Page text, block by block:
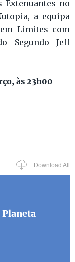
Extenuantes no
a equipa
Limites com
Segundo Jeff
às 23h00
Download All